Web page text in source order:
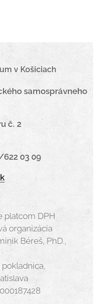
v Košiciach
samosprávneho
č. 2
03 09
platcom DPH
organizácia
Béreš, PhD.,
pokladnica,